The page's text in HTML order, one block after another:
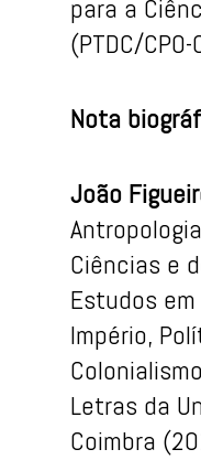
para a
(PTDC/
Nota
João
Ciências e
Estudos
Império,
Letras da
Coimbra